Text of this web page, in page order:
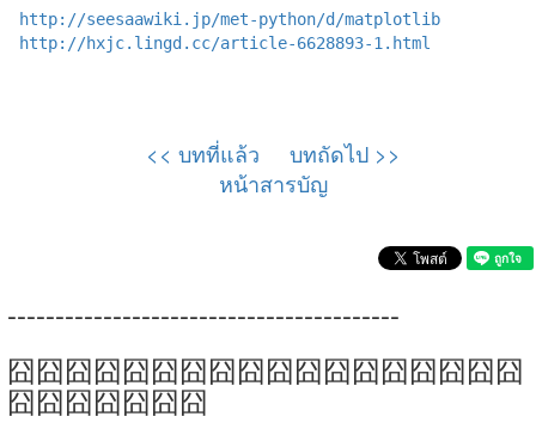
http://seesaawiki.jp/met-python/d/matplotlib
http://hxjc.lingd.cc/article-6628893-1.html
<< บทที่แล้ว
บทถัดไป >>
หน้าสารบัญ
-----------------------------------------
囧囧囧囧囧囧囧囧囧囧囧囧囧囧囧囧囧囧
囧囧囧囧囧囧囧